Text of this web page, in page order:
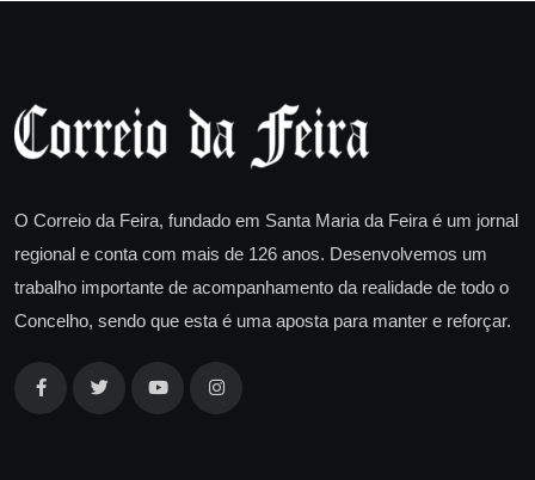
O Correio da Feira, fundado em Santa Maria da Feira é um jornal
regional e conta com mais de 126 anos. Desenvolvemos um
trabalho importante de acompanhamento da realidade de todo o
Concelho, sendo que esta é uma aposta para manter e reforçar.